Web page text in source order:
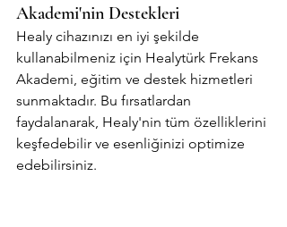
Akademi'nin Destekleri
Healy cihazınızı en iyi şekilde
kullanabilmeniz için Healytürk Frekans
Akademi, eğitim ve destek hizmetleri
sunmaktadır. Bu fırsatlardan
faydalanarak, Healy'nin tüm özelliklerini
keşfedebilir ve esenliğinizi optimize
edebilirsiniz.